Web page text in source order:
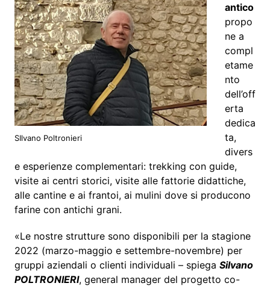
SIlvano Poltronieri
antico
propo
ne a
compl
etame
nto
dell’off
erta
dedica
ta,
divers
e esperienze complementari: trekking con guide,
visite ai centri storici, visite alle fattorie didattiche,
alle cantine e ai frantoi, ai mulini dove si producono
farine con antichi grani.
«Le nostre strutture sono disponibili per la stagione
2022 (marzo-maggio e settembre-novembre) per
gruppi aziendali o clienti individuali – spiega Silvano
POLTRONIERI, general manager del progetto co-